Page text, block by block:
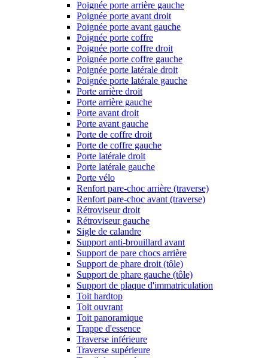
Poignée porte arrière gauche
Poignée porte avant droit
Poignée porte avant gauche
Poignée porte coffre
Poignée porte coffre droit
Poignée porte coffre gauche
Poignée porte latérale droit
Poignée porte latérale gauche
Porte arrière droit
Porte arrière gauche
Porte avant droit
Porte avant gauche
Porte de coffre droit
Porte de coffre gauche
Porte latérale droit
Porte latérale gauche
Porte vélo
Renfort pare-choc arrière (traverse)
Renfort pare-choc avant (traverse)
Rétroviseur droit
Rétroviseur gauche
Sigle de calandre
Support anti-brouillard avant
Support de pare chocs arrière
Support de phare droit (tôle)
Support de phare gauche (tôle)
Support de plaque d'immatriculation
Toit hardtop
Toit ouvrant
Toit panoramique
Trappe d'essence
Traverse inférieure
Traverse supérieure